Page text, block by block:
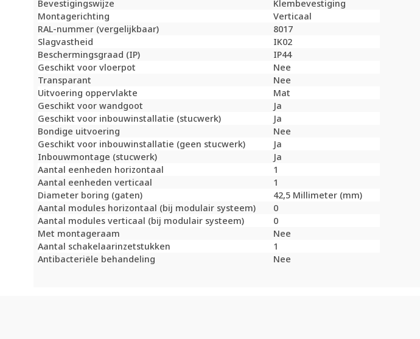
Bevestigingswijze
Klembevestiging
Montagerichting
Verticaal
RAL-nummer (vergelijkbaar)
8017
Slagvastheid
IK02
Beschermingsgraad (IP)
IP44
Geschikt voor vloerpot
Nee
Transparant
Nee
Uitvoering oppervlakte
Mat
Geschikt voor wandgoot
Ja
Geschikt voor inbouwinstallatie (stucwerk)
Ja
Bondige uitvoering
Nee
Geschikt voor inbouwinstallatie (geen stucwerk)
Ja
Inbouwmontage (stucwerk)
Ja
Aantal eenheden horizontaal
1
Aantal eenheden verticaal
1
Diameter boring (gaten)
42,5 Millimeter (mm)
Aantal modules horizontaal (bij modulair systeem)
0
Aantal modules verticaal (bij modulair systeem)
0
Met montageraam
Nee
Aantal schakelaarinzetstukken
1
Antibacteriële behandeling
Nee